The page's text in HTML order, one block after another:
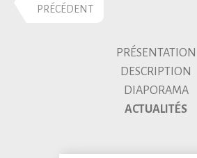
PRÉCÉDENT
PRÉSENTATION
DESCRIPTION
DIAPORAMA
ACTUALITÉS